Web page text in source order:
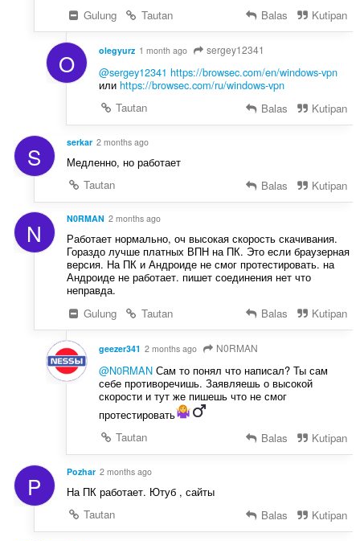
Gulung
Tautan Balas Kutipan
O olegyurz 1 month ago sergey12341
@sergey12341 https://browsec.com/en/windows-vpn
или https://browsec.com/ru/windows-vpn
Tautan
Balas Kutipan
S serkar 2 months ago
Медленно, но работает
Tautan
Balas Kutipan
N N0RMAN 2 months ago
Работает нормально, оч высокая скорость скачивания.
Гораздо лучше платных ВПН на ПК. Это если браузерная
версия. На ПК и Андроиде не смог протестировать. на
Андроиде не работает. пишет соединения нет что
неправда.
Gulung
Tautan Balas Kutipan
geezer341 2 months ago N0RMAN
@N0RMANСам то понял что написал? Ты сам
себе противоречишь. Заявляешь о высокой
скорости и тут же пишешь что не смог
протестировать
Tautan
Balas Kutipan
P Pozhar 2 months ago
На ПК работает. Ютуб , сайты
Tautan
Balas Kutipan